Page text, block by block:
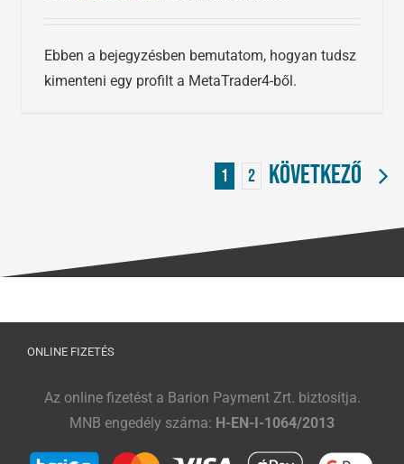
Ebben a bejegyzésben bemutatom, hogyan tudsz
kimenteni egy profilt a MetaTrader4-ből.
1 2 Következő
ONLINE FIZETÉS
Az online fizetést a Barion Payment Zrt. biztosítja.
MNB engedély száma: H-EN-I-1064/2013